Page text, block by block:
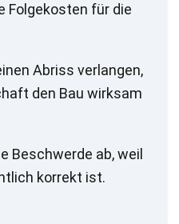
Folgekosten für die
Abriss verlangen,
den Bau wirksam
Beschwerde ab, weil
korrekt ist.